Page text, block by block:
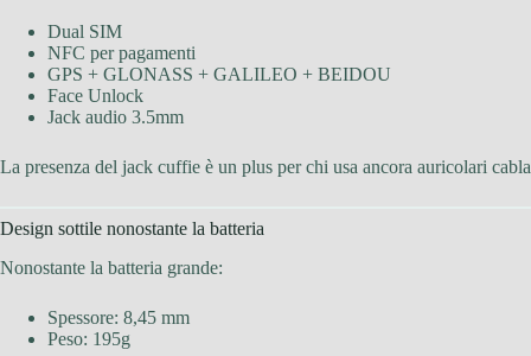
Dual SIM
NFC per pagamenti
GPS + GLONASS + GALILEO + BEIDOU
Face Unlock
Jack audio 3.5mm
La presenza del jack cuffie è un plus per chi usa ancora auricolari
Design sottile nonostante la batteria
Nonostante la batteria grande:
Spessore: 8,45 mm
Peso: 195g